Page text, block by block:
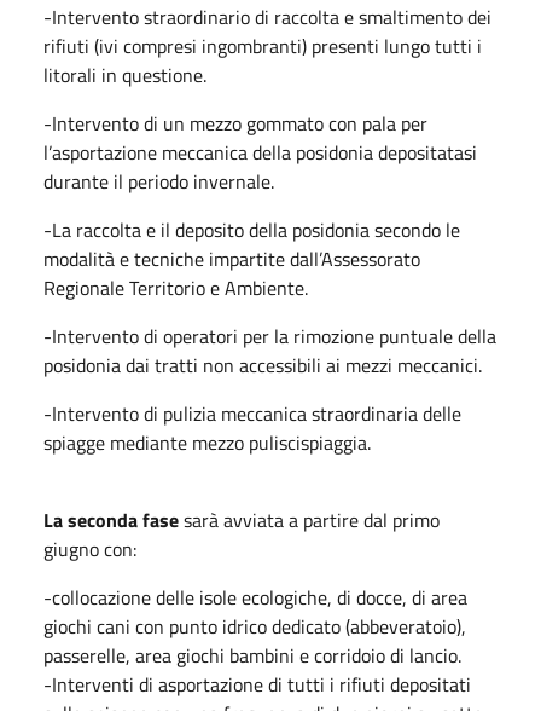
-Intervento straordinario di raccolta e smaltimento dei
rifiuti (ivi compresi ingombranti) presenti lungo tutti i
litorali in questione.
-Intervento di un mezzo gommato con pala per
l’asportazione meccanica della posidonia depositatasi
durante il periodo invernale.
-La raccolta e il deposito della posidonia secondo le
modalità e tecniche impartite dall’Assessorato
Regionale Territorio e Ambiente.
-Intervento di operatori per la rimozione puntuale della
posidonia dai tratti non accessibili ai mezzi meccanici.
-Intervento di pulizia meccanica straordinaria delle
spiagge mediante mezzo puliscispiaggia.
La seconda fasesarà avviata a partire dal primo
giugno con:
-collocazione delle isole ecologiche, di docce, di area
giochi cani con punto idrico dedicato (abbeveratoio),
passerelle, area giochi bambini e corridoio di lancio.
-Interventi di asportazione di tutti i rifiuti depositati